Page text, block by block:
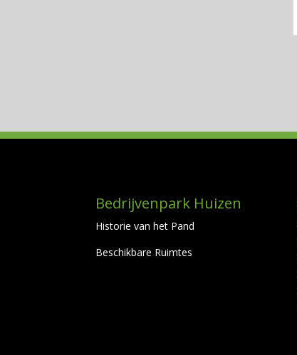
Bedrijvenpark Huizen
Historie van het Pand
Beschikbare Ruimtes